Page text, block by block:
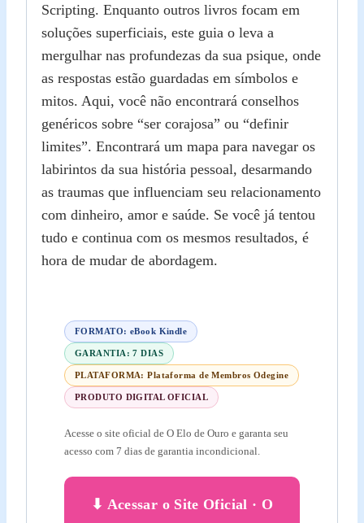
Scripting. Enquanto outros livros focam em
soluções superficiais, este guia o leva a
mergulhar nas profundezas da sua psique, onde
as respostas estão guardadas em símbolos e
mitos. Aqui, você não encontrará conselhos
genéricos sobre “ser corajosa” ou “definir
limites”. Encontrará um mapa para navegar os
labirintos da sua história pessoal, desarmando
as traumas que influenciam seu relacionamento
com dinheiro, amor e saúde. Se você já tentou
tudo e continua com os mesmos resultados, é
hora de mudar de abordagem.
FORMATO: eBook Kindle
GARANTIA: 7 DIAS
PLATAFORMA: Plataforma de Membros Odegine
PRODUTO DIGITAL OFICIAL
Acesse o site oficial de O Elo de Ouro e garanta seu
acesso com 7 dias de garantia incondicional.
⬇ Acessar o Site Oficial · O